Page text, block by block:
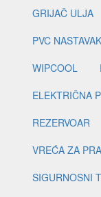
GRIJAČ ULJA
PVC NASTAVAK
WIPCOOL
ELEKTRIČNA
REZERVOAR
VREĆA ZA
SIGURNOSNI